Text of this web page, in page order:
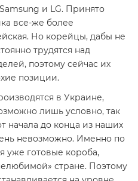
и LG. Принято
все-же более
Но корейцы, дабы не
трудятся над
поэтому сейчас их
позиции.
в Украине,
лишь условно, так
начала до конца из наших
невозможно. Именно по
уже готовые короба,
стране. Поэтому